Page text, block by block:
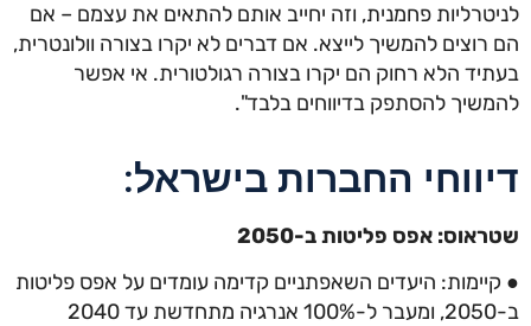
לניטרליות פחמנית, וזה יחייב אותם להתאים את עצמם – אם
הם רוצים להמשיך לייצא. אם דברים לא יקרו בצורה וולונטרית,
בעתיד הלא רחוק הם יקרו בצורה רגולטורית. אי אפשר
להמשיך להסתפק בדיווחים בלבד".
דיווחי החברות בישראל:
שטראוס: אפס פליטות ב-2050
● קיימות: היעדים השאפתניים קדימה עומדים על אפס פליטות
ב-2050, ומעבר ל-100% אנרגיה מתחדשת עד 2040